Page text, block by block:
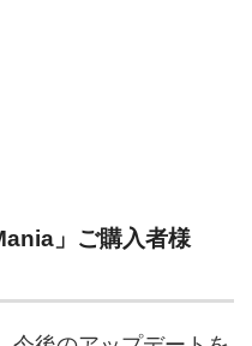
」ご購入者様